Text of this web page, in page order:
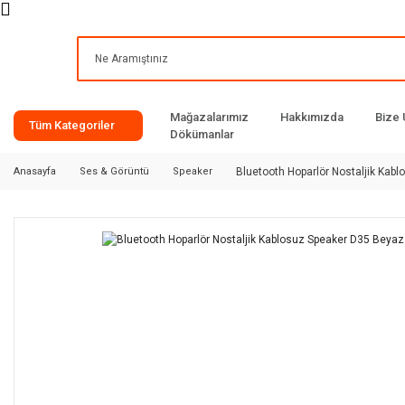
Tüm Kategoriler
Mağazalarımız Hakkımızda Bize
Dökümanlar
Anasayfa Ses & Görüntü Speaker Bluetooth Hoparlör Nostaljik